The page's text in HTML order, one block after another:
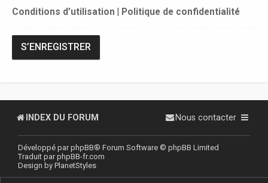
Conditions d’utilisation Politique de confidentialité
S’ENREGISTRER
INDEX DU FORUM Nous contacter
Développé parphpBB® Forum Software © phpBB Limited
Traduit parphpBB-fr.com
Design by PlanetStyles